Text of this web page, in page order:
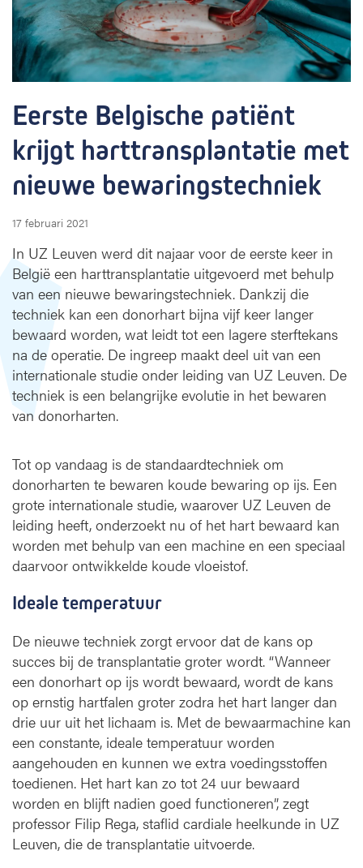
g
i
s
c
p
a
t
i
ë
n
r
j
t
h
a
r
t
n
s
p
l
a
n
e
m
e
t
n
e
u
w
e
b
Eerste Belgische patiënt
krijgt harttransplantatie met
nieuwe bewaringstechniek
17 februari 2021
In UZ Leuven werd dit najaar voor de eerste keer in
België een harttransplantatie uitgevoerd met behulp
van een nieuwe bewaringstechniek. Dankzij die
techniek kan een donorhart bijna vijf keer langer
bewaard worden, wat leidt tot een lagere sterftekans
na de operatie. De ingreep maakt deel uit van een
internationale studie onder leiding van UZ Leuven. De
techniek is een belangrijke evolutie in het bewaren
van donorharten.
Tot op vandaag is de standaardtechniek om
donorharten te bewaren koude bewaring op ijs. Een
grote internationale studie, waarover UZ Leuven de
leiding heeft, onderzoekt nu of het hart bewaard kan
worden met behulp van een machine en een speciaal
daarvoor ontwikkelde koude vloeistof.
Ideale temperatuur
De nieuwe techniek zorgt ervoor dat de kans op
succes bij de transplantatie groter wordt. “Wanneer
een donorhart op ijs wordt bewaard, wordt de kans
op ernstig hartfalen groter zodra het hart langer dan
drie uur uit het lichaam is. Met de bewaarmachine kan
een constante, ideale temperatuur worden
aangehouden en kunnen we extra voedingsstoffen
toedienen. Het hart kan zo tot 24 uur bewaard
worden en blijft nadien goed functioneren”, zegt
professor Filip Rega, staflid cardiale heelkunde in UZ
Leuven, die de transplantatie uitvoerde.